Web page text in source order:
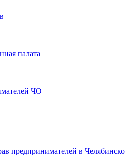
палата
ЧО
предпринимателей в